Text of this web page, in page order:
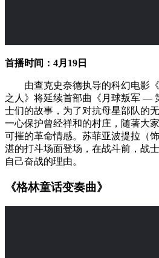
首播时间：4月19日
由查克史奈德执导的科幻电影
之人》将延续首部曲《月球叛军 —
士们的故事，为了对抗母星部队的
一心保护曾经祥和的村庄，随著大
可摧的革命情感。苏菲亚波提拉（
湛的打斗场面登场，在战斗前，战
自己奋战的理由。
《格林童话变奏曲》